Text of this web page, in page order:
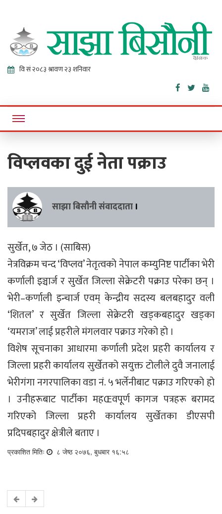
Sajha
Bisaunee
Online News Portal
विप्लवका दुई नेता पक्राउ
साझा बिसौनी संवाददाता ।
सुर्खेत, ७ जेठ । (साबिस)
नेत्रविक्रम चन्द ‘विप्लव’ नेतृत्वको नेपाल कम्युनिष्ट पार्टीका भेरी
कर्णाली इञ्चार्ज र सुर्खेत जिल्ला सेक्रेटरी पक्राउ परेका छन् ।
भेरी–कर्णाली इन्चार्ज एवम् केन्द्रीय सदस्य बलबहादुर वली
‘शितल’ र सुर्खेत जिल्ला सेक्रेटरी खड्कबहादुर खड्का
‘यमराज’ लाई प्रहरीले मंगलवार पक्राउ गरेको हो ।
विशेष सूचनाका आधारमा कर्णाली प्रदेश प्रहरी कार्यालय र
जिल्ला प्रहरी कार्यालय सुर्खेतको सयुक्त टोलीले दुवै जनालाई
भेरीगंगा नगरपालिका वडा नं. ५ भर्लेनीबाट पक्राउ गरिएको हो
। उनीहरूबाट पार्टीका महŒवपूर्ण कागज पत्रहरू बरामद
गरिएको जिल्ला प्रहरी कार्यालय सुर्खेतका डीएसपी
प्रदिपबहादुर क्षेत्रीले बताए ।
प्रकाशित मितिः ८ जेष्ठ २०७६, बुधबार १६:५८